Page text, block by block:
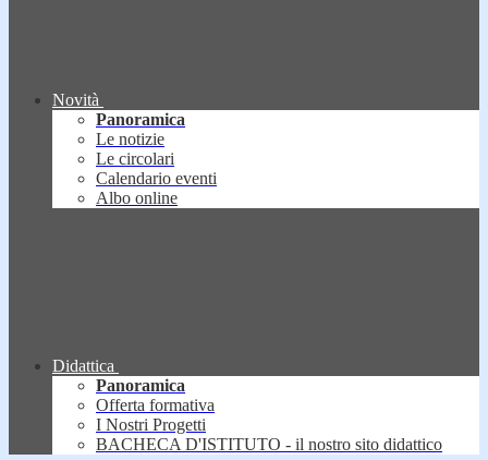
Novità
Panoramica
Le notizie
Le circolari
Calendario eventi
Albo online
Didattica
Panoramica
Offerta formativa
I Nostri Progetti
BACHECA D'ISTITUTO - il nostro sito didattico